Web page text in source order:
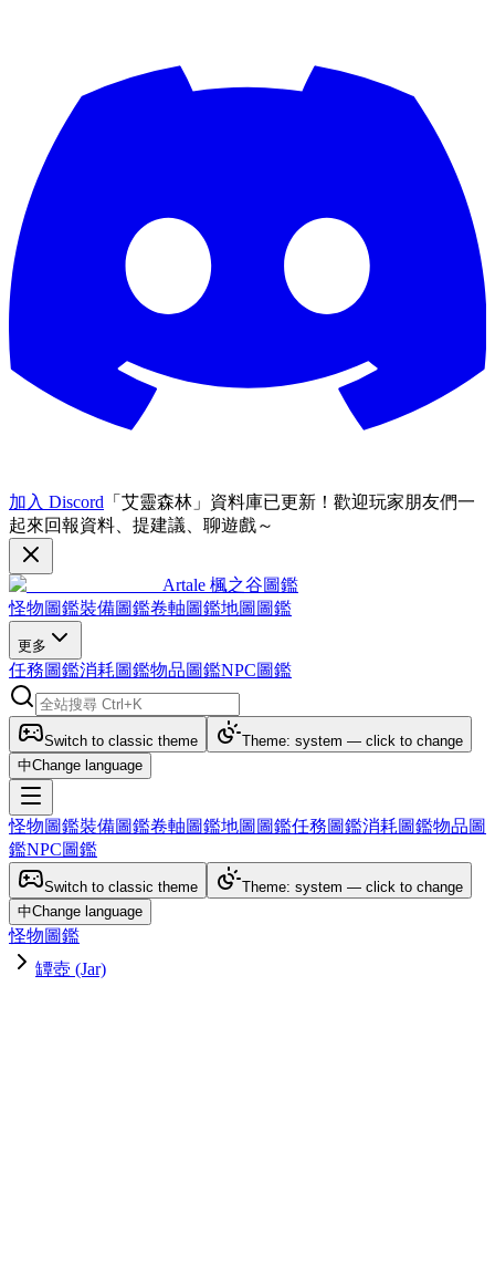
加入 Discord 「艾靈森林」資料庫已更新！歡迎玩家朋友們一
起來回報資料、提建議、聊遊戲～
Artale 楓之谷圖鑑
怪物圖鑑裝備圖鑑卷軸圖鑑地圖圖鑑
更多
任務圖鑑消耗圖鑑物品圖鑑NPC圖鑑
Switch to classic theme
Theme: system — click to change
中Change language
怪物圖鑑裝備圖鑑卷軸圖鑑地圖圖鑑任務圖鑑消耗圖鑑物品圖
鑑NPC圖鑑
Switch to classic theme
Theme: system — click to change
中Change language
怪物圖鑑
罈壺 (Jar)